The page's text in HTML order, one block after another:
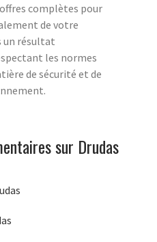
complètes pour
de votre
un résultat
les normes
de sécurité et de
sur Drudas